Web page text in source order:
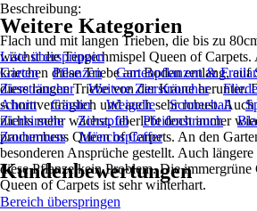
Beschreibung:
Flach und mit langen Trieben, die bis zu
wächst die Teppichmispel Queen of
kriechen diese Triebe am Boden entlang, auf
diese langen Triebe von der Krone herunter.
schnittverträglich und auch sehr robust.
nichts mehr wächst, überlebt doch immer
procumbens Queen of Carpets. An den
besonderen Ansprüche gestellt. Auch
diese Pflanze kein Problem. Die immergrüne
Queen of Carpets ist sehr winterhart.
Weitere Kategorien
Liste überspringen
Garten
Pflanzen
Gartenpflanzen &
Ziersträucher
Weitere Ziersträucher
Ahorn
Ginster Weigelie Schneeball
Zierkirsche
Zierapfel Pfeifenstrauch
Zaubernuss
Mönchspfeffer
Kundenbewertungen
Bereich überspringen